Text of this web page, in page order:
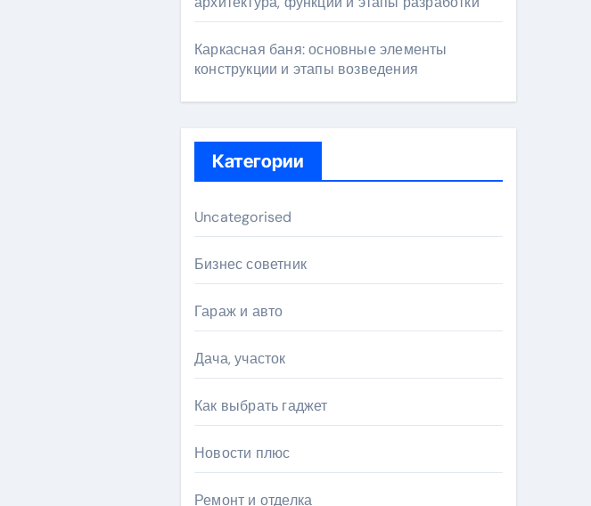
Каркасная баня: основные элементы
конструкции и этапы возведения
Категории
Uncategorised
Бизнес советник
Гараж и авто
Дача, участок
Как выбрать гаджет
Новости плюс
Ремонт и отделка